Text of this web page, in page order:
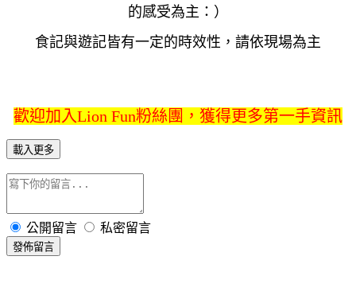
的感受為主：）
食記與遊記皆有一定的時效性，請依現場為主
歡迎加入Lion Fun粉絲團，獲得更多第一手資訊
載入更多
公開留言 私密留言
發佈留言